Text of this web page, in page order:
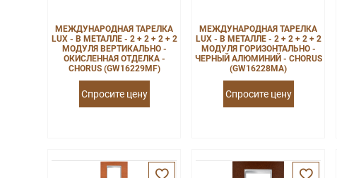
МЕЖДУНАРОДНАЯ ТАРЕЛКА
LUX - В МЕТАЛЛЕ - 2 + 2 + 2 + 2
МОДУЛЯ ВЕРТИКАЛЬНО -
ОКИСЛЕННАЯ ОТДЕЛКА -
CHORUS (GW16229MF)
Спросите цену
МЕЖДУНАРОДНАЯ ТАРЕЛКА
LUX - В МЕТАЛЛЕ - 2 + 2 + 2 + 2
МОДУЛЯ ГОРИЗОНТАЛЬНО -
ЧЕРНЫЙ АЛЮМИНИЙ - CHORUS
(GW16228MA)
Спросите цену